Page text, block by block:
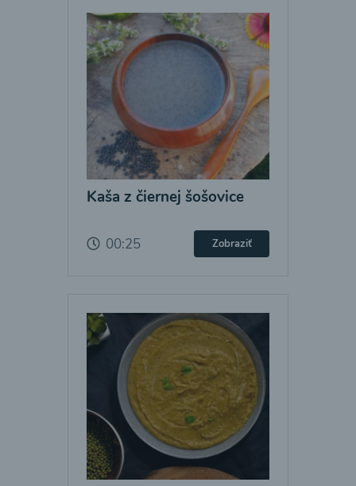
Kaša z čiernej šošovice
00:25 Zobraziť